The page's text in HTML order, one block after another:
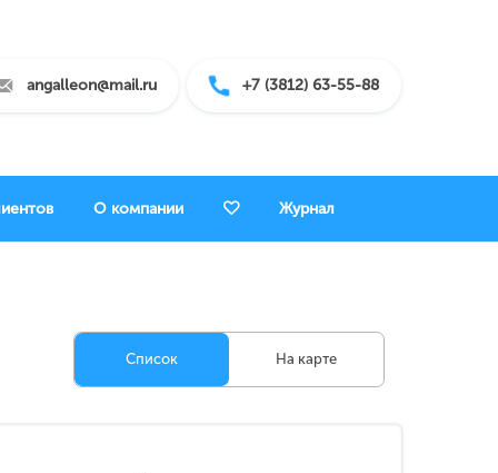
angalleon@mail.ru +7 (3812) 63-55-88
О компании Журнал
Список На карте